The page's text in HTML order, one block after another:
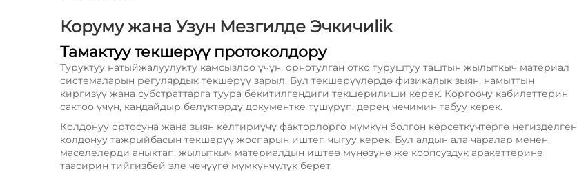
Коруму жана Узун Мезгилде Эчкичиlik
Тамактуу текшерүү протоколдору
Туруктуу натыйжалуулукту камсызлоо үчүн, орнотулган отко туруштуу таштын жылыткыч материал
системаларын регулярдык текшерүү зарыл. Бул текшерүүлөрдө физикалык зыян, намыттын
киргизүү жана субстраттарга туура бекитилгендиги текшерилиши керек. Коргоочу кабилеттерин
сактоо үчүн, кандайдыр бөлүктөрдү документке түшүрүп, дерең чечимин табуу керек.
Колдонуу ортосуна жана зыян келтириүчү факторлорго мүмкүн болгон көрсөткүчтөргө негизделген
колдонуу тажрыйбасын текшерүү жоспарын иштеп чыгуу керек. Бул алдын ала чаралар менен
маселелерди аныктап, жылыткыч материалдын иштөө мүнөзүнө же коопсуздук аракеттерине
таасирин тийгизбей эле чечүүгө мүмкүнчүлүк берет.